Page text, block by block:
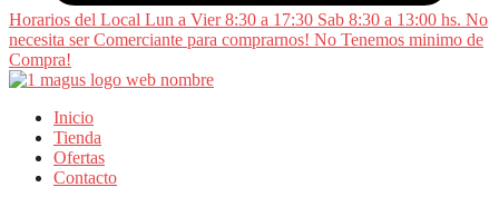
Horarios del Local Lun a Vier 8:30 a 17:30 Sab 8:30 a 13:00 hs. No
necesita ser Comerciante para comprarnos! No Tenemos minimo de
Compra!
Inicio
Tienda
Ofertas
Contacto